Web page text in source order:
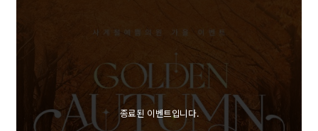
종료된 이벤트입니다.